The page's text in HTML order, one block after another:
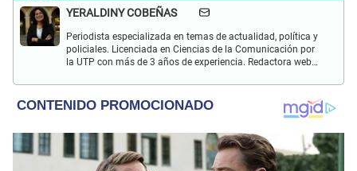
YERALDINY COBEÑAS
Periodista especializada en temas de actualidad, política y
policiales. Licenciada en Ciencias de la Comunicación por
la UTP con más de 3 años de experiencia. Redactora web
en temas relacionados con misterios, películas y series
policiales.